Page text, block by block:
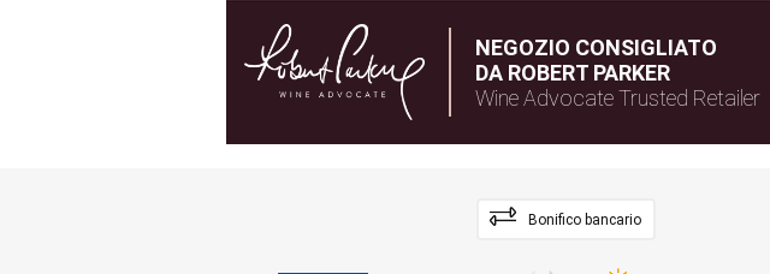
NEGOZIO CONSIGLIATO
DA ROBERT PARKER
Wine Advocate Trusted Retailer
Bonifico bancario